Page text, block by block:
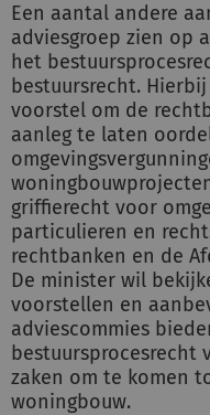
Een aantal andere
adviesgroep zien op
het
bestuursrecht.
voorstel om de
aanleg te laten
griffierecht voor
particulieren en
rechtbanken en de
De minister wil
voorstellen en
adviescommies
bestuursprocesrecht
zaken om te komen
woningbouw.